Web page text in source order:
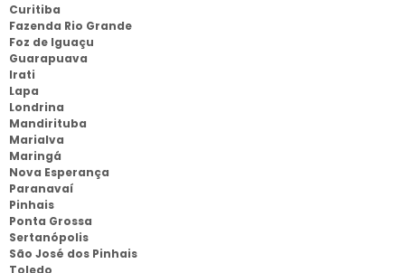
Curitiba
Fazenda Rio Grande
Foz de Iguaçu
Guarapuava
Irati
Lapa
Londrina
Mandirituba
Marialva
Maringá
Nova Esperança
Paranavaí
Pinhais
Ponta Grossa
Sertanópolis
São José dos Pinhais
Toledo